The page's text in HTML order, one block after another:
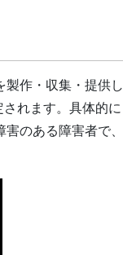
作・収集・提供し
れます。具体的に
のある障害者で、